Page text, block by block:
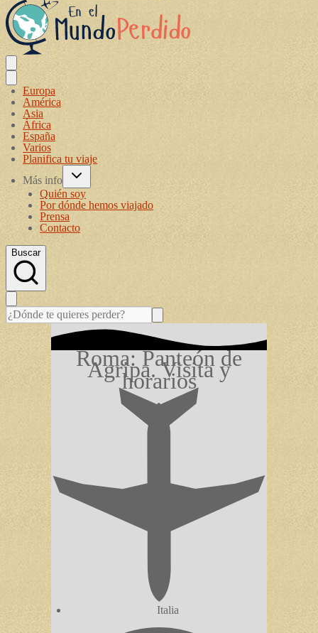
Europa
América
Asia
África
España
Varios
Planifica tu viaje
Más info
Quién soy
Por dónde hemos viajado
Prensa
Contacto
Buscar
Roma: Panteón de
Agripa. Visita y
horarios
Italia